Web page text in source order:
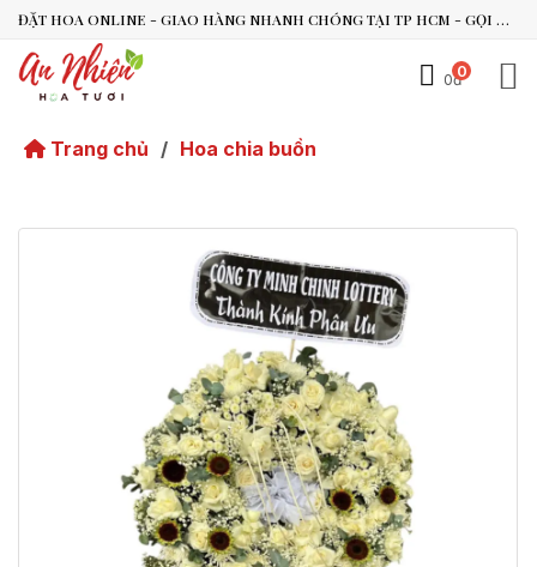
ĐẶT HOA ONLINE - GIAO HÀNG NHANH CHÓNG TẠI TP HCM - GỌI NGAY 0938.494.119 HOẶC 0899.492.909
0
0đ
Trang chủ / Hoa chia buồn
An Nhiên Flowers
Vừa xong
Bạn có thể để lại yêu cầu, mình sẽ phản hồi sớm.